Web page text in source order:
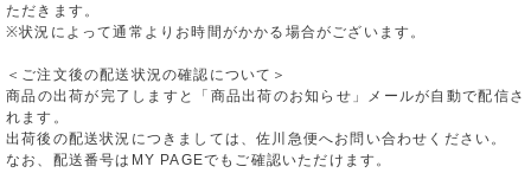
ただきます。
※状況によって通常よりお時間がかかる場合がございます。
＜ご注文後の配送状況の確認について＞
商品の出荷が完了しますと「商品出荷のお知らせ」メールが自動で配信さ
れます。
出荷後の配送状況につきましては、佐川急便へお問い合わせください。
なお、配送番号はMY PAGEでもご確認いただけます。